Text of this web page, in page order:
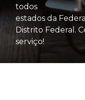
todos
estados da
Distrito Federal.
serviço!